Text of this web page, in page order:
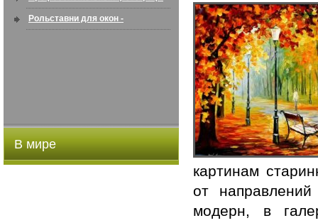
искусство создавать снимки, ...
Рольставни для окон -
В мире
картинам
от
модерн, в